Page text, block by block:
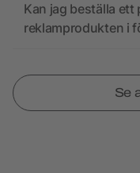
Kan jag beställa ett
reklamprodukten i
Se